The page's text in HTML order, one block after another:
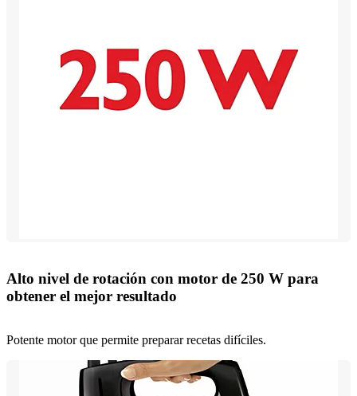
Alto nivel de rotación con motor de 250 W para
obtener el mejor resultado
Potente motor que permite preparar recetas difíciles.